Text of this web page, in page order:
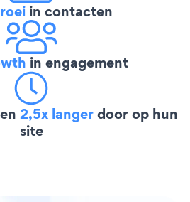
in contacten
in engagement
2,5x langerdoor op hun
site